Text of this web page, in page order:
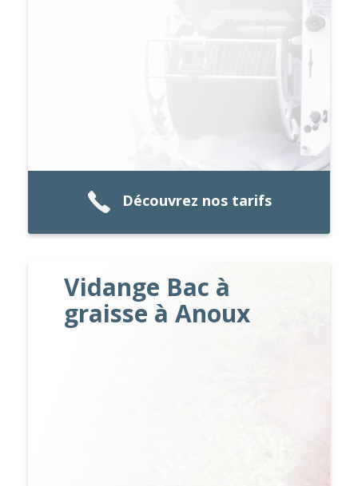
Découvrez nos tarifs
Vidange Bac à
graisse à Anoux